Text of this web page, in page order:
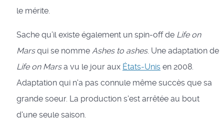
le mérite.
Sache qu’il existe également un spin-off de Life on
Marsqui se nomme Ashes to ashes. Une adaptation de
Life on Marsa vu le jour aux États-Unisen 2008.
Adaptation qui n'a pas connule même succès que sa
grande soeur. La production s'est arrêtée au bout
d'une seule saison.